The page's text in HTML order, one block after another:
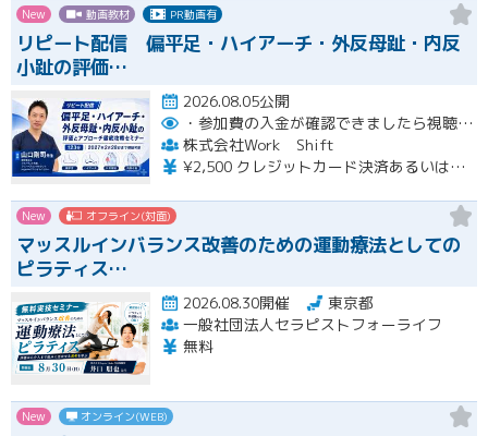
New 動画教材 PR動画有
リピート配信 偏平足・ハイアーチ・外反母趾・内反
小趾の評価…
2026.08.05公開
・参加費の入金が確認できましたら視聴用URLとパスワードおよび資料をお申込みいただきましたメールアドレスに送付します。
株式会社Work Shift
¥2,500 クレジットカード決済あるいは銀行振込となります。
New オフライン(対面)
マッスルインバランス改善のための運動療法としての
ピラティス…
2026.08.30開催
東京都
一般社団法人セラピストフォーライフ
無料
New オンライン(WEB)